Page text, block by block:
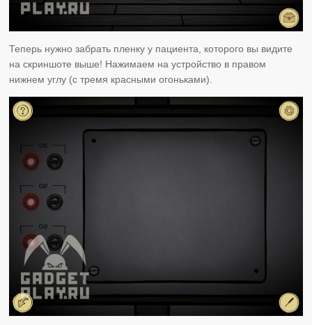
Теперь нужно забрать пленку у пациента, которого вы видите
на скриншоте выше! Нажимаем на устройство в правом
нижнем углу (с тремя красными огоньками).